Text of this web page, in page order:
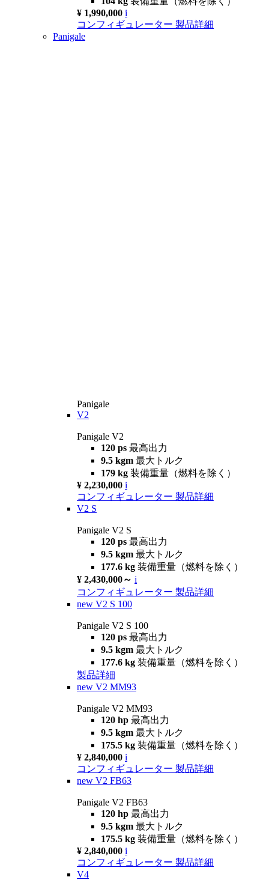
¥ 1,990,000 i
コンフィギュレーター 製品詳細
Panigale
Panigale
V2
Panigale V2
120 ps 最高出力
9.5 kgm 最大トルク
179 kg 装備重量（燃料を除く）
¥ 2,230,000 i
コンフィギュレーター 製品詳細
V2 S
Panigale V2 S
120 ps 最高出力
9.5 kgm 最大トルク
177.6 kg 装備重量（燃料を除く）
¥ 2,430,000～ i
コンフィギュレーター 製品詳細
new V2 S 100
Panigale V2 S 100
120 ps 最高出力
9.5 kgm 最大トルク
177.6 kg 装備重量（燃料を除く）
製品詳細
new V2 MM93
Panigale V2 MM93
120 hp 最高出力
9.5 kgm 最大トルク
175.5 kg 装備重量（燃料を除く）
¥ 2,840,000 i
コンフィギュレーター 製品詳細
new V2 FB63
Panigale V2 FB63
120 hp 最高出力
9.5 kgm 最大トルク
175.5 kg 装備重量（燃料を除く）
¥ 2,840,000 i
コンフィギュレーター 製品詳細
V4